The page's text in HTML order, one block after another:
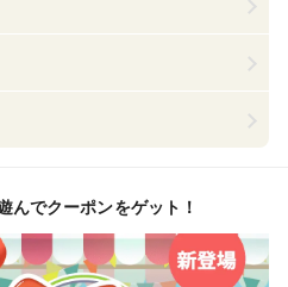
んでクーポンをゲット！